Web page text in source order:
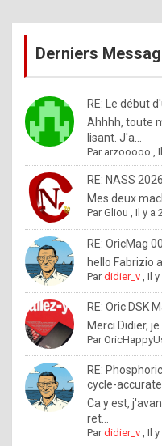
publications
Derniers
RE: Le début
Ahhhh, toute
lisant. J'a...
Par arzooooo ,
RE: NASS 2026
Mes deux
ParGliou ,Il y a
RE: OricMag
hello Fabrizio
Pardidier_v ,Il
RE: Oric DSK
Merci Didier,
Par
RE:
cycle-
Ca y est,
ret...
Pardidier_v ,Il